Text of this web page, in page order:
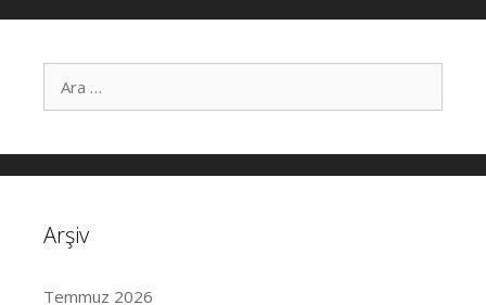
a
Arşiv
Temmuz 2026